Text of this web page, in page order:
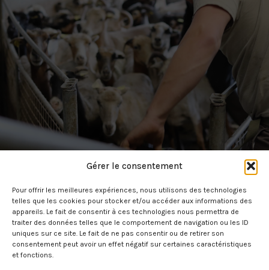
Gérer le consentement
Pour offrir les meilleures expériences, nous utilisons des technologies
telles que les cookies pour stocker et/ou accéder aux informations des
appareils. Le fait de consentir à ces technologies nous permettra de
traiter des données telles que le comportement de navigation ou les ID
uniques sur ce site. Le fait de ne pas consentir ou de retirer son
consentement peut avoir un effet négatif sur certaines caractéristiques
et fonctions.